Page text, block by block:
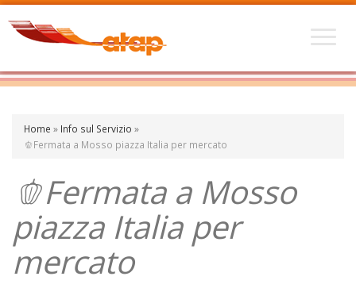
Home » Info sul Servizio »
🫑Fermata a Mosso piazza Italia per mercato
🫑Fermata a Mosso
piazza Italia per
mercato